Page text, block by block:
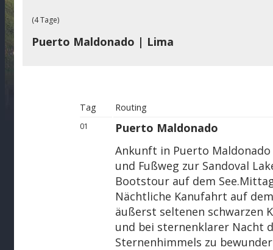
(4 Tage)
Puerto Maldonado | Lima
Tag Routing
01
Puerto Maldonado
Ankunft in Puerto
und Fußweg zur Sandoval
Bootstour auf dem
Nächtliche Kanufahrt auf
äußerst seltenen schwarzen
und bei sternenklarer Nacht
Sternenhimmels zu